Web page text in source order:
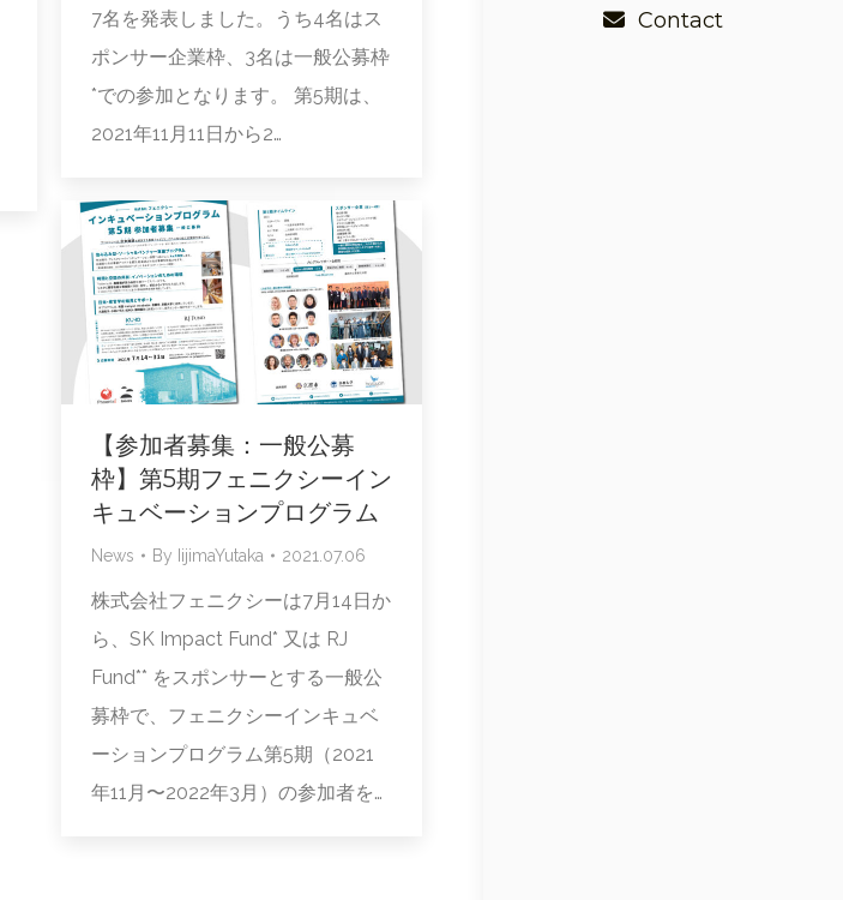
Contact
7名を発表しました。うち4名はス
ポンサー企業枠、3名は一般公募枠
*での参加となります。 第5期は、
2021年11月11日から2…
【参加者募集：一般公募
枠】第5期フェニクシーイン
キュベーションプログラム
News By IijimaYutaka 2021.07.06
株式会社フェニクシーは7月14日か
ら、SK Impact Fund* 又は RJ
Fund** をスポンサーとする一般公
募枠で、フェニクシーインキュベ
ーションプログラム第5期（2021
年11月〜2022年3月）の参加者を…